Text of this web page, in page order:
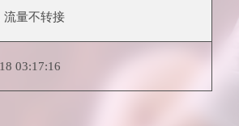
流量不转接
03:17:16